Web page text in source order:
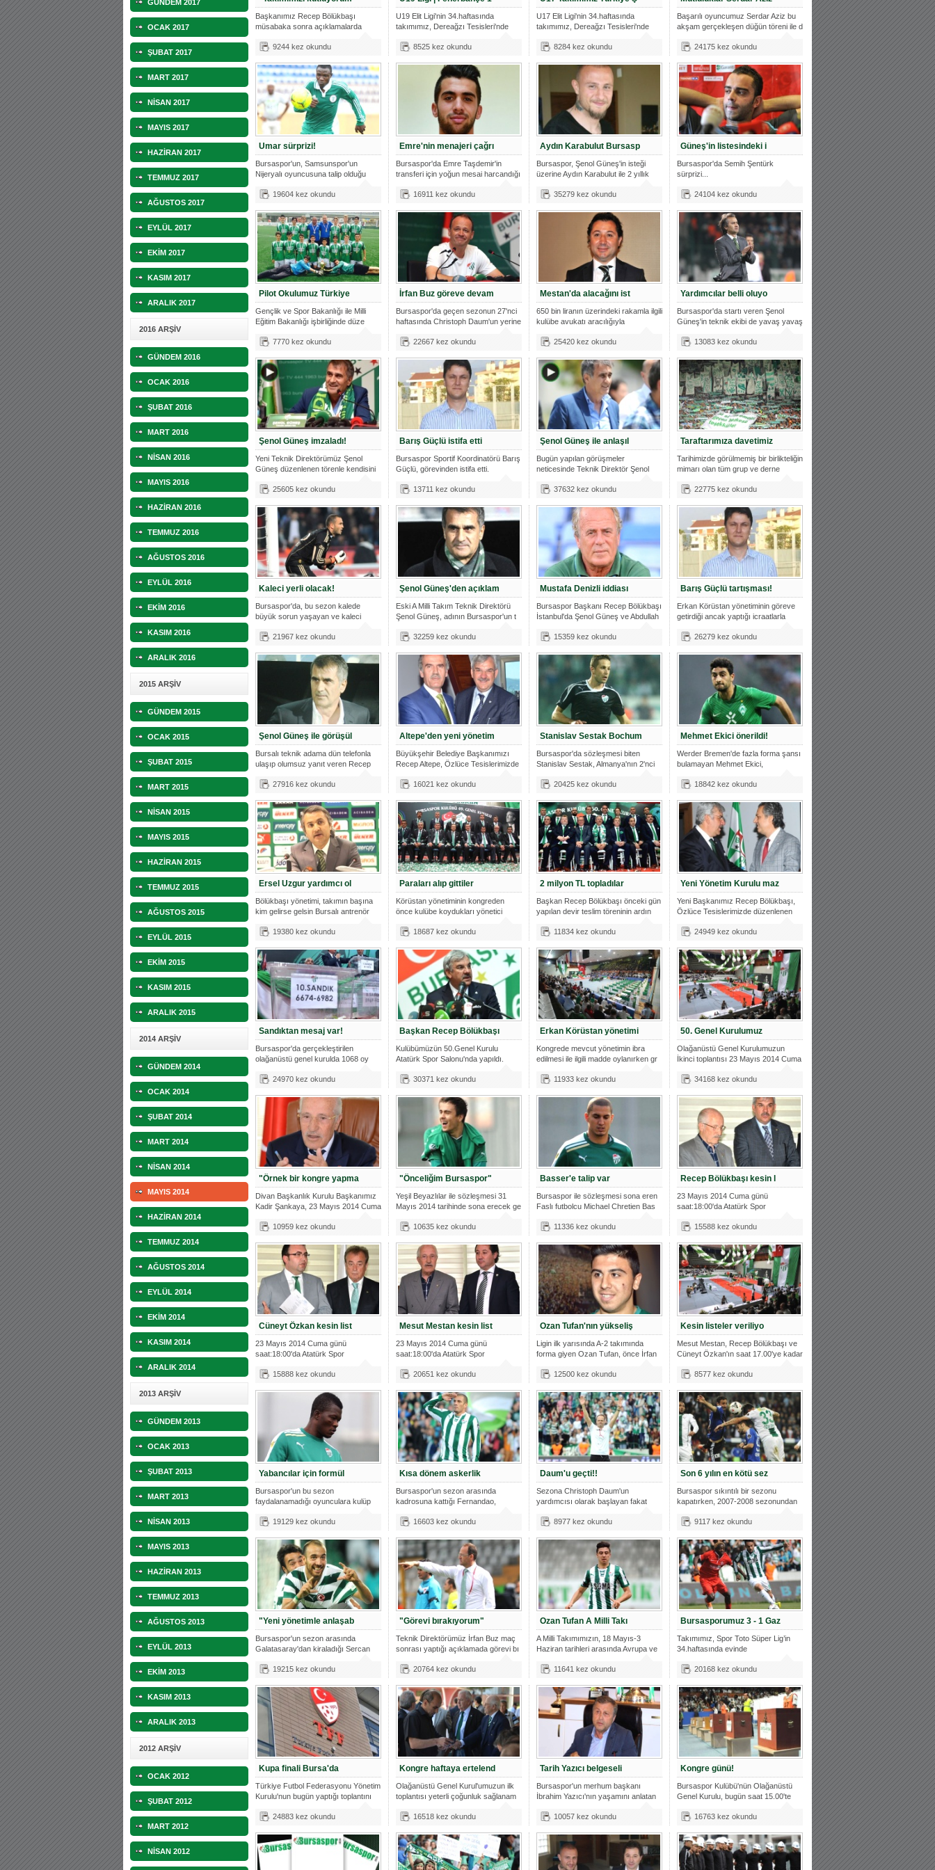
GÜNDEM 2017
OCAK 2017
ŞUBAT 2017
MART 2017
NİSAN 2017
MAYIS 2017
HAZİRAN 2017
TEMMUZ 2017
AĞUSTOS 2017
EYLÜL 2017
EKİM 2017
KASIM 2017
ARALIK 2017
2016 ARŞİV
GÜNDEM 2016
OCAK 2016
ŞUBAT 2016
MART 2016
NİSAN 2016
MAYIS 2016
HAZİRAN 2016
TEMMUZ 2016
AĞUSTOS 2016
EYLÜL 2016
EKİM 2016
KASIM 2016
ARALIK 2016
2015 ARŞİV
GÜNDEM 2015
OCAK 2015
ŞUBAT 2015
MART 2015
NİSAN 2015
MAYIS 2015
HAZİRAN 2015
TEMMUZ 2015
AĞUSTOS 2015
EYLÜL 2015
EKİM 2015
KASIM 2015
ARALIK 2015
2014 ARŞİV
GÜNDEM 2014
OCAK 2014
ŞUBAT 2014
MART 2014
NİSAN 2014
MAYIS 2014
HAZİRAN 2014
TEMMUZ 2014
AĞUSTOS 2014
EYLÜL 2014
EKİM 2014
KASIM 2014
ARALIK 2014
2013 ARŞİV
GÜNDEM 2013
OCAK 2013
ŞUBAT 2013
MART 2013
NİSAN 2013
MAYIS 2013
HAZİRAN 2013
TEMMUZ 2013
AĞUSTOS 2013
EYLÜL 2013
EKİM 2013
KASIM 2013
ARALIK 2013
2012 ARŞİV
OCAK 2012
ŞUBAT 2012
MART 2012
NİSAN 2012
Başkanımız Recep Bölükbaşı
müsabaka sonra açıklamalarda
9244 kez okundu
U19 Elit Ligi'nin 34.haftasında
takımımız, Dereağzı Tesisleri'nde
8525 kez okundu
U17 Elit Ligi'nin 34.haftasında
takımımız, Dereağzı Tesisleri'nde
8284 kez okundu
Başarılı oyuncumuz Serdar Aziz bu
akşam gerçekleşen düğün töreni ile d
24175 kez okundu
Umar sürprizi!
Bursaspor'un, Samsunspor'un
Nijeryalı oyuncusuna talip olduğu
19604 kez okundu
Emre'nin menajeri çağrı
Bursaspor'da Emre Taşdemir'in
transferi için yoğun mesai harcandığı
16911 kez okundu
Aydın Karabulut Bursasp
Bursaspor, Şenol Güneş'in isteği
üzerine Aydın Karabulut ile 2 yıllık
35279 kez okundu
Güneş'in listesindeki i
Bursaspor'da Semih Şentürk
sürprizi...
24104 kez okundu
Pilot Okulumuz Türkiye
Gençlik ve Spor Bakanlığı ile Milli
Eğitim Bakanlığı işbirliğinde düze
7770 kez okundu
İrfan Buz göreve devam
Bursaspor'da geçen sezonun 27'nci
haftasında Christoph Daum'un yerine
22667 kez okundu
Mestan'da alacağını ist
650 bin liranın üzerindeki rakamla ilgili
kulübe avukatı aracılığıyla
25420 kez okundu
Yardımcılar belli oluyo
Bursaspor'da startı veren Şenol
Güneş'in teknik ekibi de yavaş yavaş
13083 kez okundu
Şenol Güneş imzaladı!
Yeni Teknik Direktörümüz Şenol
Güneş düzenlenen törenle kendisini
25605 kez okundu
Barış Güçlü istifa etti
Bursaspor Sportif Koordinatörü Barış
Güçlü, görevinden istifa etti.
13711 kez okundu
Şenol Güneş ile anlaşıl
Bugün yapılan görüşmeler
neticesinde Teknik Direktör Şenol
37632 kez okundu
Taraftarımıza davetimiz
Tarihimizde görülmemiş bir birlikteliğin
mimarı olan tüm grup ve derne
22775 kez okundu
Kaleci yerli olacak!
Bursaspor'da, bu sezon kalede
büyük sorun yaşayan ve kaleci
21967 kez okundu
Şenol Güneş'den açıklam
Eski A Milli Takım Teknik Direktörü
Şenol Güneş, adının Bursaspor'un t
32259 kez okundu
Mustafa Denizli iddiası
Bursaspor Başkanı Recep Bölükbaşı
İstanbul'da Şenol Güneş ve Abdullah
15359 kez okundu
Barış Güçlü tartışması!
Erkan Körüstan yönetiminin göreve
getirdiği ancak yaptığı icraatlarla
26279 kez okundu
Şenol Güneş ile görüşül
Bursalı teknik adama dün telefonla
ulaşıp olumsuz yanıt veren Recep
27916 kez okundu
Altepe'den yeni yönetim
Büyükşehir Belediye Başkanımızı
Recep Altepe, Özlüce Tesislerimizde
16021 kez okundu
Stanislav Sestak Bochum
Bursaspor'da sözleşmesi biten
Stanislav Sestak, Almanya'nın 2'nci
20425 kez okundu
Mehmet Ekici önerildi!
Werder Bremen'de fazla forma şansı
bulamayan Mehmet Ekici,
18842 kez okundu
Ersel Uzgur yardımcı ol
Bölükbaşı yönetimi, takımın başına
kim gelirse gelsin Bursalı antrenör
19380 kez okundu
Paraları alıp gittiler
Körüstan yönetiminin kongreden
önce kulübe koydukları yönetici
18687 kez okundu
2 milyon TL topladılar
Başkan Recep Bölükbaşı önceki gün
yapılan devir teslim töreninin ardın
11834 kez okundu
Yeni Yönetim Kurulu maz
Yeni Başkanımız Recep Bölükbaşı,
Özlüce Tesislerimizde düzenlenen
24949 kez okundu
Sandıktan mesaj var!
Bursaspor'da gerçekleştirilen
olağanüstü genel kurulda 1068 oy
24970 kez okundu
Başkan Recep Bölükbaşı
Kulübümüzün 50.Genel Kurulu
Atatürk Spor Salonu'nda yapıldı.
30371 kez okundu
Erkan Körüstan yönetimi
Kongrede mevcut yönetimin ibra
edilmesi ile ilgili madde oylanırken gr
11933 kez okundu
50. Genel Kurulumuz
Olağanüstü Genel Kurulumuzun
İkinci toplantısı 23 Mayıs 2014 Cuma
34168 kez okundu
"Örnek bir kongre yapma
Divan Başkanlık Kurulu Başkanımız
Kadir Şankaya, 23 Mayıs 2014 Cuma
10959 kez okundu
"Önceliğim Bursaspor"
Yeşil Beyazlılar ile sözleşmesi 31
Mayıs 2014 tarihinde sona erecek ge
10635 kez okundu
Basser'e talip var
Bursaspor ile sözleşmesi sona eren
Faslı futbolcu Michael Chretien Bas
11336 kez okundu
Recep Bölükbaşı kesin l
23 Mayıs 2014 Cuma günü
saat:18:00'da Atatürk Spor
15588 kez okundu
Cüneyt Özkan kesin list
23 Mayıs 2014 Cuma günü
saat:18:00'da Atatürk Spor
15888 kez okundu
Mesut Mestan kesin list
23 Mayıs 2014 Cuma günü
saat:18:00'da Atatürk Spor
20651 kez okundu
Ozan Tufan'nın yükseliş
Ligin ilk yarısında A-2 takımında
forma giyen Ozan Tufan, önce İrfan
12500 kez okundu
Kesin listeler veriliyo
Mesut Mestan, Recep Bölükbaşı ve
Cüneyt Özkan'ın saat 17.00'ye kadar
8577 kez okundu
Yabancılar için formül
Bursaspor'un bu sezon
faydalanamadığı oyunculara kulüp
19129 kez okundu
Kısa dönem askerlik
Bursaspor'un sezon arasında
kadrosuna kattığı Fernandao,
16603 kez okundu
Daum'u geçti!!
Sezona Christoph Daum'un
yardımcısı olarak başlayan fakat
8977 kez okundu
Son 6 yılın en kötü sez
Bursaspor sıkıntılı bir sezonu
kapatırken, 2007-2008 sezonundan
9117 kez okundu
"Yeni yönetimle anlaşab
Bursaspor'un sezon arasında
Galatasaray'dan kiraladığı Sercan
19215 kez okundu
"Görevi bırakıyorum"
Teknik Direktörümüz İrfan Buz maç
sonrası yaptığı açıklamada görevi bı
20764 kez okundu
Ozan Tufan A Milli Takı
A Milli Takımımızın, 18 Mayıs-3
Haziran tarihleri arasında Avrupa ve
11641 kez okundu
Bursasporumuz 3 - 1 Gaz
Takımımız, Spor Toto Süper Lig’in
34.haftasında evinde
20168 kez okundu
Kupa finali Bursa'da
Türkiye Futbol Federasyonu Yönetim
Kurulu'nun bugün yaptığı toplantını
24883 kez okundu
Kongre haftaya ertelend
Olağanüstü Genel Kurul'umuzun ilk
toplantısı yeterli çoğunluk sağlanam
16518 kez okundu
Tarih Yazıcı belgeseli
Bursaspor'un merhum başkanı
İbrahim Yazıcı'nın yaşamını anlatan
10057 kez okundu
Kongre günü!
Bursaspor Kulübü'nün Olağanüstü
Genel Kurulu, bugün saat 15.00'te
16763 kez okundu